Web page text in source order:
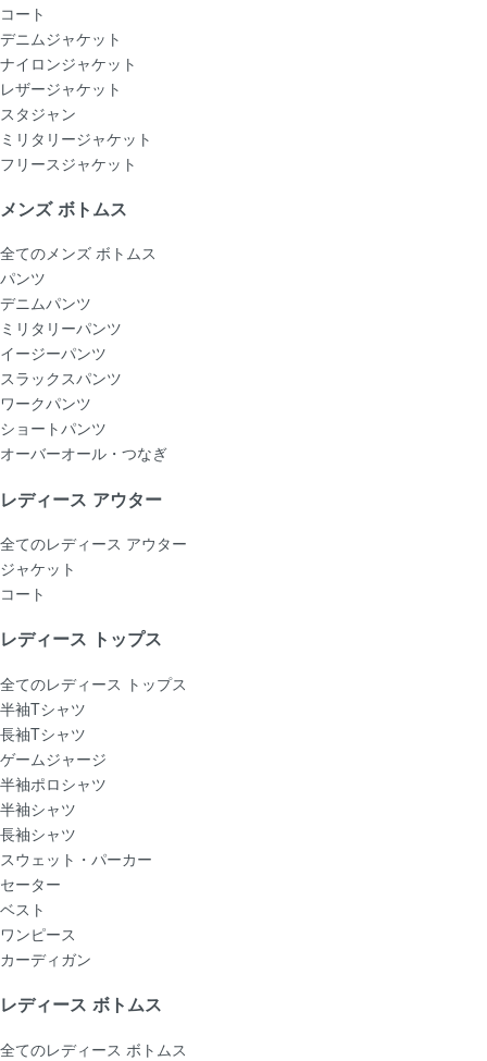
コート
デニムジャケット
ナイロンジャケット
レザージャケット
スタジャン
ミリタリージャケット
フリースジャケット
メンズ ボトムス
全てのメンズ ボトムス
パンツ
デニムパンツ
ミリタリーパンツ
イージーパンツ
スラックスパンツ
ワークパンツ
ショートパンツ
オーバーオール・つなぎ
レディース アウター
全てのレディース アウター
ジャケット
コート
レディース トップス
全てのレディース トップス
半袖Tシャツ
長袖Tシャツ
ゲームジャージ
半袖ポロシャツ
半袖シャツ
長袖シャツ
スウェット・パーカー
セーター
ベスト
ワンピース
カーディガン
レディース ボトムス
全てのレディース ボトムス